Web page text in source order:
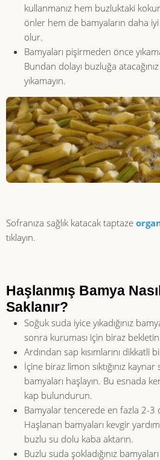
kullanmanız hem buzluktaki
önler hem de bamyaların daha iyi
olur.
Bamyaları pişirmeden önce
Bundan dolayı buzluğa
yıkamayın.
Sofranıza sağlık katacak taptaze
tıklayın.
Haşlanmış Bamya
Saklanır?
Soğuk suda iyice yıkadığınız
sonra kuruması için biraz bekletin.
Ardından sap kısımlarını dikkatli
İçine biraz limon sıktığınız
bamyaları haşlayın. Bu esnada
kap bulundurun.
Bamyalar tencerede en fazla 2-3
Haşlanan bamyaları kevgir
buzlu su dolu kaba aktarın.
Buzlu suda şokladığınız